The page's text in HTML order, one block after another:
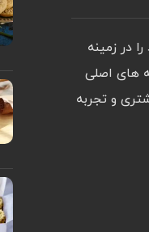
در زمینه
های اصلی
و تجربه